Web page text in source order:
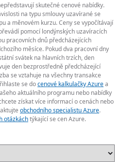
skutečné cenové nabídky.
na typu smlouvy uzavírané se
a měnovém kurzu. Ceny se vypočítávají
pomocí londýnských uzavíracích
pracovních dnů předcházejících
měsíce. Pokud dva pracovní dny
svátek na hlavních trzích, den
den bezprostředně předcházející
se vztahuje na všechny transakce
se docenové kalkulačky Azurea
aktuálního programu nebo nabídky
získat více informací o cenách nebo
obchodního specialistu Azure.
otázkáchtýkající se cen Azure.